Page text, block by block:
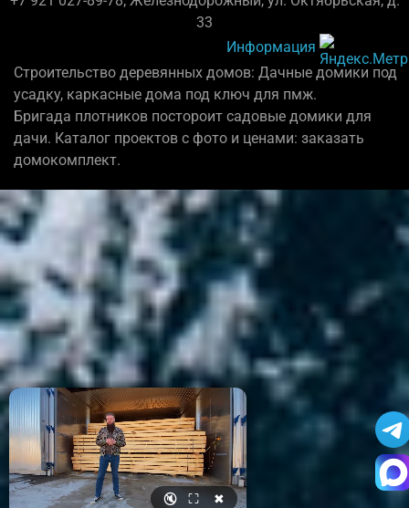
33
Информация
Строительство деревянных домов: Дачные домики под
усадку, каркасные дома под ключ для пмж.
Бригада плотников постороит садовые домики для
дачи. Каталог проектов с фото и ценами: заказать
домокомплект.
🔇 ⛶ ✖